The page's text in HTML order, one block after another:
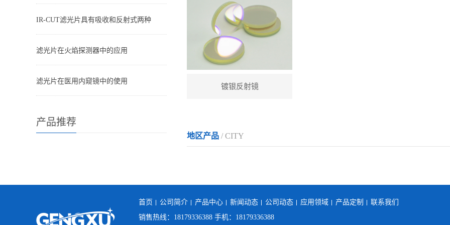
IR-CUT滤光片具有吸收和反射式两种
滤光片在火焰探测器中的应用
滤光片在医用内窥镜中的使用
产品推荐
镀银反射镜
地区产品 / CITY
首页 公司简介 产品中心 新闻动态 公司动态 应用领域 产品定制
联系我们
销售热线：18179336388 手机：18179336388